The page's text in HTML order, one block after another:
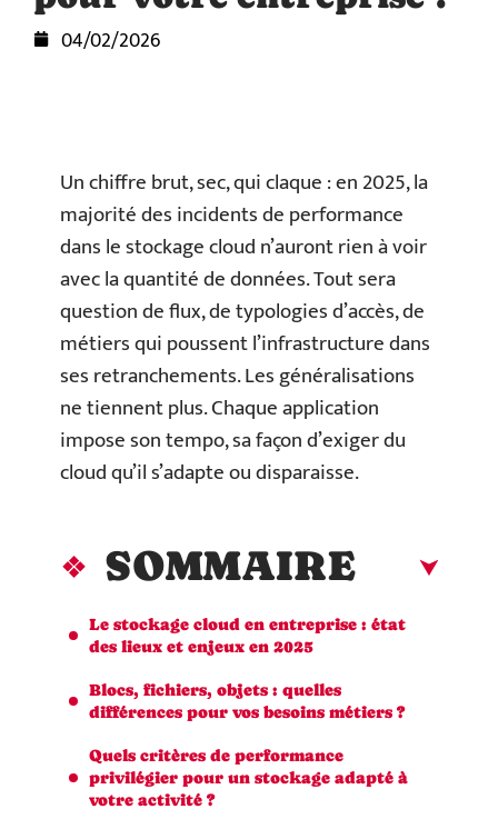
04/02/2026
Un chiffre brut, sec, qui claque : en 2025, la
majorité des incidents de performance
dans le stockage cloud n’auront rien à voir
avec la quantité de données. Tout sera
question de flux, de typologies d’accès, de
métiers qui poussent l’infrastructure dans
ses retranchements. Les généralisations
ne tiennent plus. Chaque application
impose son tempo, sa façon d’exiger du
cloud qu’il s’adapte ou disparaisse.
SOMMAIRE
Le stockage cloud en entreprise : état
des lieux et enjeux en 2025
Blocs, fichiers, objets : quelles
différences pour vos besoins métiers ?
Quels critères de performance
privilégier pour un stockage adapté à
votre activité ?